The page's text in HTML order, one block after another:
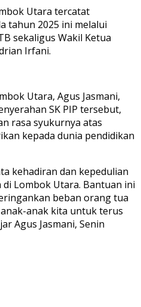
Utara tercatat
tahun 2025 ini melalui
sekaligus Wakil Ketua
Irfani.
Utara, Agus Jasmani,
SK PIP tersebut,
rasa syukurnya atas
kepada dunia pendidikan
kehadiran dan kepedulian
Lombok Utara. Bantuan ini
beban orang tua
anak kita untuk terus
Agus Jasmani, Senin